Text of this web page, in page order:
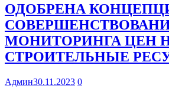
ОДОБРЕНА
МОНИТОРИНГА ЦЕН
СТРОИТЕЛЬНЫЕ
Админ30.11.2023 0